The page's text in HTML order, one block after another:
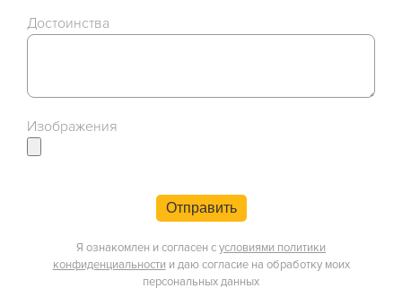
Достоинства
Изображения
Отправить
Я ознакомлен и согласен сусловиями политики
конфиденциальности и даю согласие на обработку моих
персональных данных